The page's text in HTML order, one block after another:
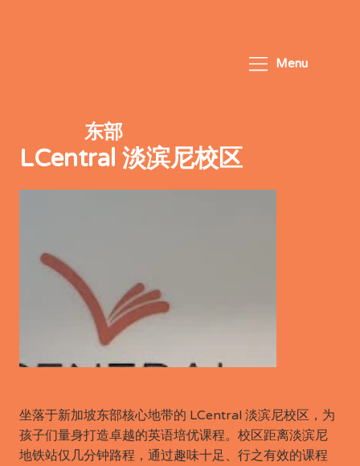
Menu
坐落于新加坡东部核心地带的 LCentral 淡滨尼校区，为
孩子们量身打造卓越的英语培优课程。校区距离淡滨尼
地铁站仅几分钟路程，通过趣味十足、行之有效的课程
东部
LCentral 淡滨尼校区